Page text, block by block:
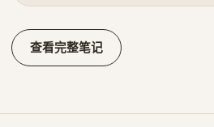
查看完整笔记